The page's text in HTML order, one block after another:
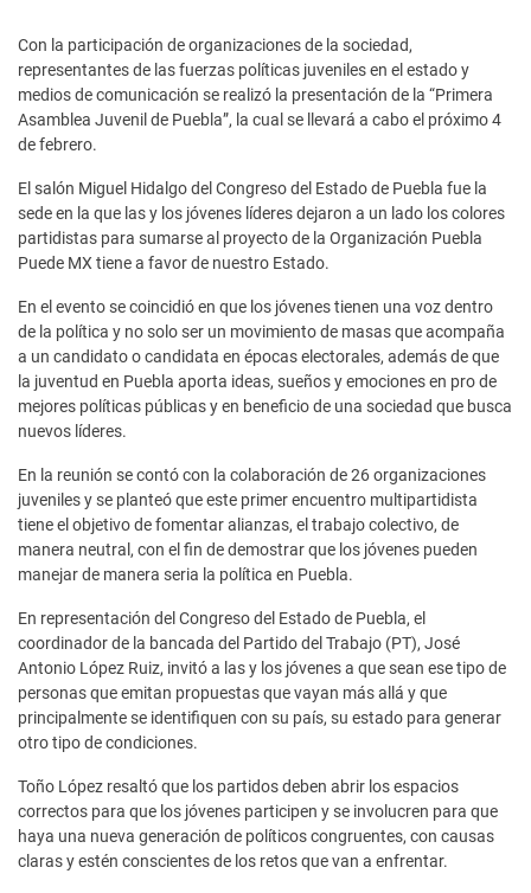
Con la participación de organizaciones de la sociedad,
representantes de las fuerzas políticas juveniles en el estado y
medios de comunicación se realizó la presentación de la “Primera
Asamblea Juvenil de Puebla”, la cual se llevará a cabo el próximo 4
de febrero.
El salón Miguel Hidalgo del Congreso del Estado de Puebla fue la
sede en la que las y los jóvenes líderes dejaron a un lado los colores
partidistas para sumarse al proyecto de la Organización Puebla
Puede MX tiene a favor de nuestro Estado.
En el evento se coincidió en que los jóvenes tienen una voz dentro
de la política y no solo ser un movimiento de masas que acompaña
a un candidato o candidata en épocas electorales, además de que
la juventud en Puebla aporta ideas, sueños y emociones en pro de
mejores políticas públicas y en beneficio de una sociedad que busca
nuevos líderes.
En la reunión se contó con la colaboración de 26 organizaciones
juveniles y se planteó que este primer encuentro multipartidista
tiene el objetivo de fomentar alianzas, el trabajo colectivo, de
manera neutral, con el fin de demostrar que los jóvenes pueden
manejar de manera seria la política en Puebla.
En representación del Congreso del Estado de Puebla, el
coordinador de la bancada del Partido del Trabajo (PT), José
Antonio López Ruiz, invitó a las y los jóvenes a que sean ese tipo de
personas que emitan propuestas que vayan más allá y que
principalmente se identifiquen con su país, su estado para generar
otro tipo de condiciones.
Toño López resaltó que los partidos deben abrir los espacios
correctos para que los jóvenes participen y se involucren para que
haya una nueva generación de políticos congruentes, con causas
claras y estén conscientes de los retos que van a enfrentar.